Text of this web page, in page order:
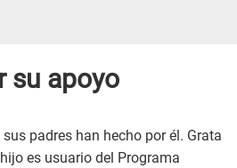
su apoyo
padres han hecho por él. Grata
es usuario del Programa